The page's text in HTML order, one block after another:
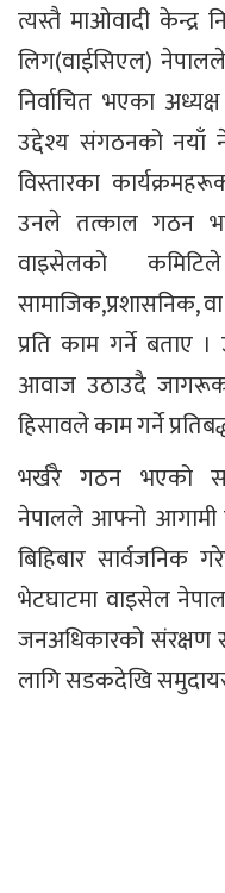
त्यस्तै माओवादी केन्द्र
लिग(वाईसिएल)
निर्वाचित भएका
उद्देश्य संगठनको
विस्तारका
उनले तत्काल गठन
वाइसेलको
सामाजिक,प्रशासनिक,
प्रति काम गर्ने बताए
आवाज उठाउदै
हिसावले काम गर्ने
भर्खरै गठन भएको
नेपालले आफ्नो आगामी
बिहिबार सार्वजनिक
भेटघाटमा वाइसेल
जनअधिकारको संरक्षण
लागि सडकदेखि